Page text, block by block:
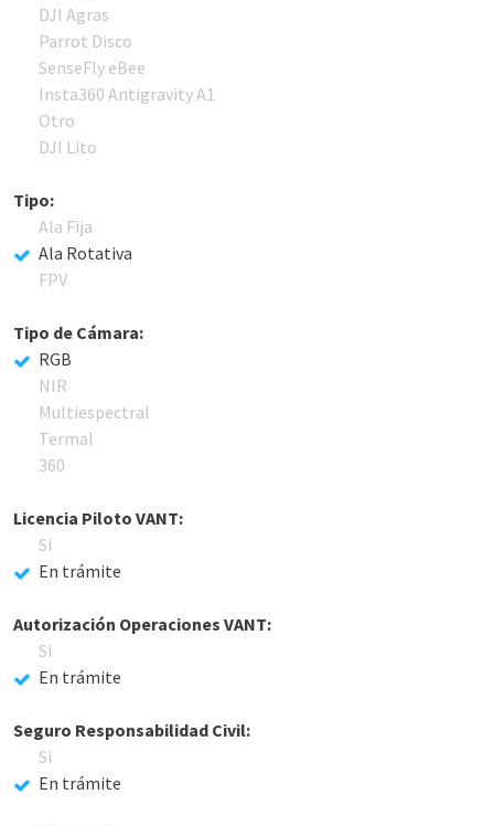
DJI Agras
Parrot Disco
SenseFly eBee
Insta360 Antigravity A1
Otro
DJI Lito
Tipo:
Ala Fija
Ala Rotativa
FPV
Tipo de Cámara:
RGB
NIR
Multiespectral
Termal
360
Licencia Piloto VANT:
Si
En trámite
Autorización Operaciones VANT:
Si
En trámite
Seguro Responsabilidad Civil:
Si
En trámite